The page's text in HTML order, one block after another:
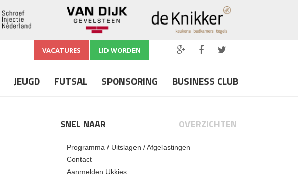
VACATURES LID WORDEN
JEUGD FUTSAL SPONSORING BUSINESS CLUB
SNEL NAAR OVERZICHTEN
Programma / Uitslagen / Afgelastingen
Contact
Aanmelden Ukkies